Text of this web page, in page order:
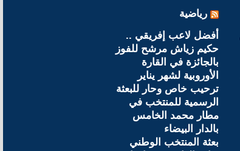
رياضية
أفضل لاعب إفريقي ..
حكيم زياش مرشح للفوز
بالجائزة في القارة
الأوروبية لشهر يناير
ترحيب خاص وحار للبعثة
الرسمية للمنتخب في
مطار محمد الخامس
بالدار البيضاء
بعثة المنتخب الوطني